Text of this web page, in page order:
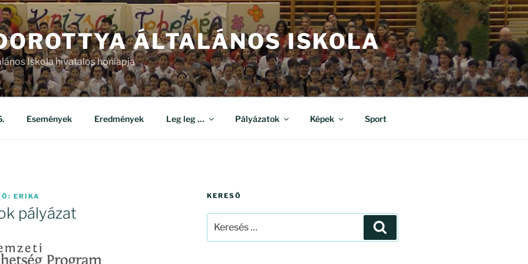
ÁLTALÁNOS ISKOLA
Iskola hivatalos honlapja
Események Eredmények Leg leg … Pályázatok Képek Sport
ERIKA
pályázat
KERESŐ
következő